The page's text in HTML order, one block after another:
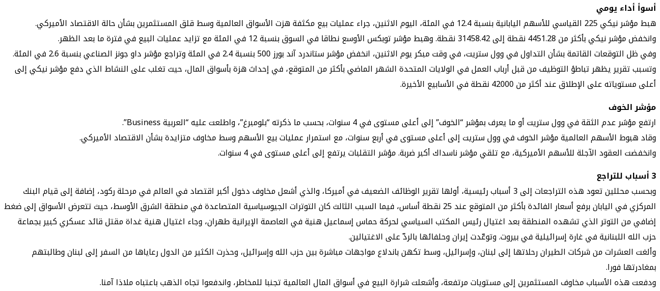
أسوأ أداء يومي
هبط مؤشر نيكي 225 القياسي للأسهم اليابانية بنسبة 12.4 في المئة، اليوم الاثنين، جراء عمليات بيع مكثفة هزت الأسواق العالمية وسط قلق المستثمرين بشأن حالة الاقتصاد الأميركي.
وانخفض مؤشر نيكي بأكثر من 4451.28 نقطة إلى 31458.42 نقطة. وهبط مؤشر توبكس الأوسع نطاقا في السوق بنسبة 12 في المئة مع تزايد عمليات البيع في فترة ما بعد الظهر.
وفي ظل التوقعات القاتمة بشأن التداول في وول ستريت، في وقت مبكر يوم الاثنين، انخفض مؤشر ستاندرد آند بورز 500 بنسبة 2.4 في المئة وتراجع مؤشر داو جونز الصناعي بنسبة 2.6 في المئة.
وتسبب تقرير يظهر تباطؤ التوظيف من قبل أرباب العمل في الولايات المتحدة الشهر الماضي بأكثر من المتوقع، في إحداث هزة بأسواق المال، حيث تغلب على النشاط الذي دفع مؤشر نيكي إلى
أعلى مستوياته على الإطلاق عند أكثر من 42000 نقطة في الأسابيع الأخيرة.
مؤشر الخوف
ارتفع مؤشر عدم الثقة في وول ستريت أو ما يعرف بمؤشر “الخوف” إلى أعلى مستوى في 4 سنوات، بحسب ما ذكرته “بلومبرغ”، واطلعت عليه “العربية Business”.
وقاد هبوط الأسهم العالمية مؤشر الخوف في وول ستريت إلى أعلى مستوى في أربع سنوات، مع استمرار عمليات بيع الأسهم وسط مخاوف متزايدة بشأن الاقتصاد الأميركي.
وانخفضت العقود الآجلة للأسهم الأميركية، مع تلقي مؤشر ناسداك أكبر ضربة. مؤشر التقلبات يرتفع إلى أعلى مستوى في 4 سنوات.
3 أسباب للتراجع
وبحسب محللين تعود هذه التراجعات إلى 3 أسباب رئيسية، أولها تقرير الوظائف الضعيف في أميركا، والذي أشعل مخاوف دخول أكبر اقتصاد في العالم في مرحلة ركود، إضافة إلى قيام البنك
المركزي في اليابان برفع أسعار الفائدة بأكثر من المتوقع عند 25 نقطة أساس، فيما السبب الثالث كان التوترات الجيوسياسية المتصاعدة في منطقة الشرق الأوسط، حيث تتعرض الأسواق إلى ضغط
إضافي من التوتر الذي تشهده المنطقة بعد اغتيال رئيس المكتب السياسي لحركة حماس إسماعيل هنية في العاصمة الإيرانية طهران، وجاء اغتيال هنية غداة مقتل قائد عسكري كبير بجماعة
حزب الله اللبنانية في غارة إسرائيلية في بيروت. وتوعّدت إيران وحلفائها بالردّ على الاغتيالين.
وألغت العشرات من شركات الطيران رحلاتها إلى لبنان، وإسرائيل، وسط تكهن باندلاع مواجهات مباشرة بين حزب الله وإسرائيل، وحذرت الكثير من الدول رعاياها من السفر إلى لبنان وطالبتهم
بمغادرتها فورا.
ودفعت هذه الأسباب مخاوف المستثمرين إلى مستويات مرتفعة، وأشعلت شرارة البيع في أسواق المال العالمية تجنبا للمخاطر، واندفعوا تجاه الذهب باعتباه ملاذا آمنا.